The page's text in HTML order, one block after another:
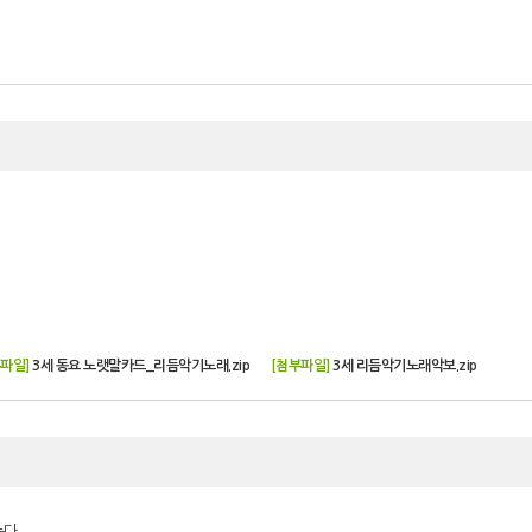
일] 3세 동요 노랫말카드_리듬악기노래.zip [첨부파일] 3세 리듬악기노래악보.zip